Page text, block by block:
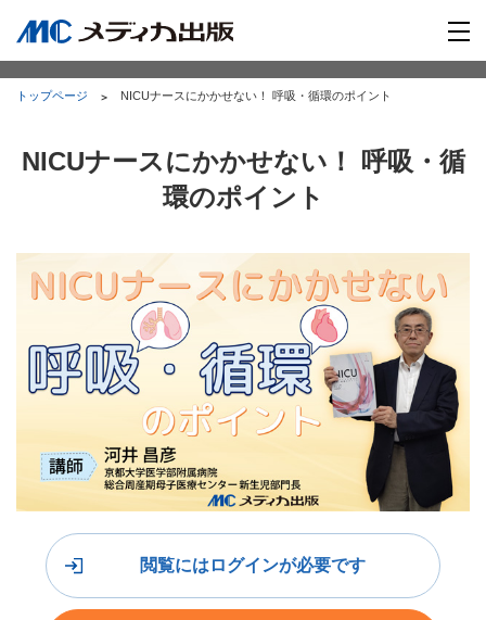
トップページ NICUナースにかかせない！ 呼吸・循環のポイント
NICUナースにかかせない！ 呼吸・循
環のポイント
閲覧にはログインが必要です